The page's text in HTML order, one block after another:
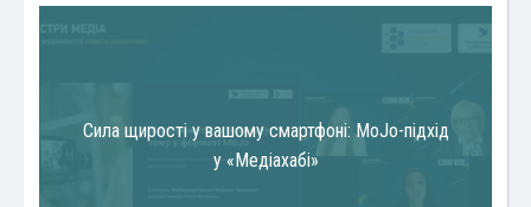
Сила щирості у вашому смартфоні: MoJo-підхід
у «Медіахабі»